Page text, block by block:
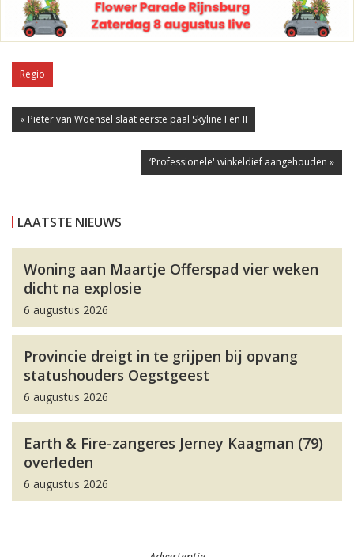
Regio
« Pieter van Woensel slaat eerste paal Skyline I en II
‘Professionele' winkeldief aangehouden »
LAATSTE NIEUWS
Woning aan Maartje Offerspad vier weken
dicht na explosie
6 augustus 2026
Provincie dreigt in te grijpen bij opvang
statushouders Oegstgeest
6 augustus 2026
Earth & Fire-zangeres Jerney Kaagman (79)
overleden
6 augustus 2026